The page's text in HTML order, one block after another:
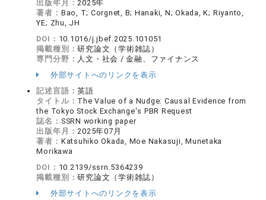
出版年月： 2025年
著者： Bao, T; Corgnet, B; Hanaki, N; Okada, K; Riyanto,
YE; Zhu, JH
DOI： 10.1016/j.jbef.2025.101051
掲載種別：研究論文（学術雑誌）
専門分野： 人文・社会 / 金融、ファイナンス
外部サイトへのリンクを表示
記述言語：英語
タイトル： The Value of a Nudge: Causal Evidence from
the Tokyo Stock Exchange's PBR Request
誌名： SSRN working paper
出版年月： 2025年07月
著者： Katsuhiko Okada, Moe Nakasuji, Munetaka
Morikawa
DOI： 10.2139/ssrn.5364239
掲載種別：研究論文（学術雑誌）
外部サイトへのリンクを表示